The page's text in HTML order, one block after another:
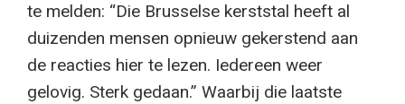
te melden: “Die Brusselse kerststal heeft al
duizenden mensen opnieuw gekerstend aan
de reacties hier te lezen. Iedereen weer
gelovig. Sterk gedaan.” Waarbij die laatste